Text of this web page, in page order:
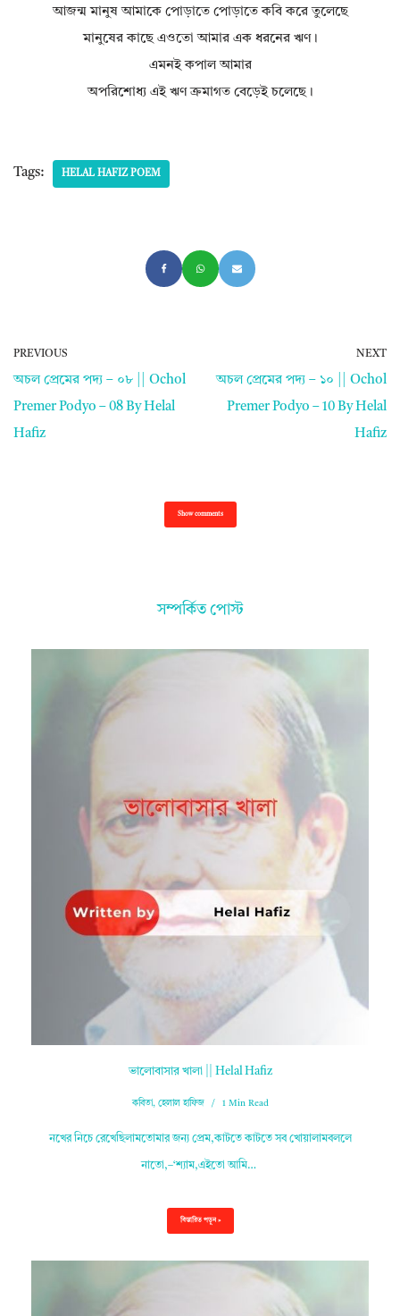
আজন্ম মানুষ আমাকে পোড়াতে পোড়াতে কবি করে তুলেছে
মানুষের কাছে এওতো আমার এক ধরনের ঋণ।
এমনই কপাল আমার
অপরিশোধ্য এই ঋণ ক্রমাগত বেড়েই চলেছে।
Tags: HELAL HAFIZ POEM
PREVIOUS
অচল প্রেমের পদ্য – ০৮ || Ochol
Premer Podyo – 08 By Helal
Hafiz
NEXT
অচল প্রেমের পদ্য – ১০ || Ochol
Premer Podyo – 10 By Helal
Hafiz
Show comments
সম্পর্কিত পোস্ট
ভালোবাসার খালা || Helal Hafiz
কবিতা, হেলাল হাফিজ 1 Min Read
নখের নিচে রেখেছিলামতোমার জন্য প্রেম,কাটতে কাটতে সব খোয়ালামবললে
নাতো,–‘শ্যাম,এইতো আমি…
বিস্তারিত পড়ুন »